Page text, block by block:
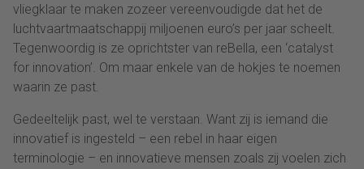
vliegklaar te maken zozeer vereenvoudigde dat het de
luchtvaartmaatschappij miljoenen euro’s per jaar scheelt.
Tegenwoordig is ze oprichtster van reBella, een ‘catalyst
for innovation’. Om maar enkele van de hokjes te noemen
waarin ze past.
Gedeeltelijk past, wel te verstaan. Want zij is iemand die
innovatief is ingesteld – een rebel in haar eigen
terminologie – en innovatieve mensen zoals zij voelen zich